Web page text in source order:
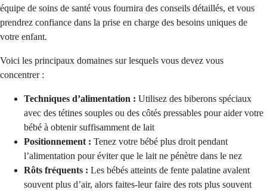
équipe de soins de santé vous fournira des conseils détaillés, et vous
prendrez confiance dans la prise en charge des besoins uniques de
votre enfant.
Voici les principaux domaines sur lesquels vous devez vous
concentrer :
Techniques d’alimentation : Utilisez des biberons spéciaux
avec des tétines souples ou des côtés pressables pour aider votre
bébé à obtenir suffisamment de lait
Positionnement : Tenez votre bébé plus droit pendant
l’alimentation pour éviter que le lait ne pénètre dans le nez
Rôts fréquents : Les bébés atteints de fente palatine avalent
souvent plus d’air, alors faites-leur faire des rots plus souvent